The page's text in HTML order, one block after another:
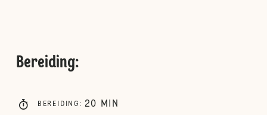
Bereiding:
BEREIDING : 20 MIN